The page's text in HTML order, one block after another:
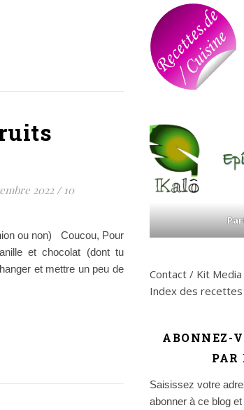
2022 / 10
ou non) Coucou, Pour
et chocolat (dont tu
et mettre un peu de
Contact / Kit Media
Index des recettes
ABONNEZ-
Saisissez votre
abonner à ce blog